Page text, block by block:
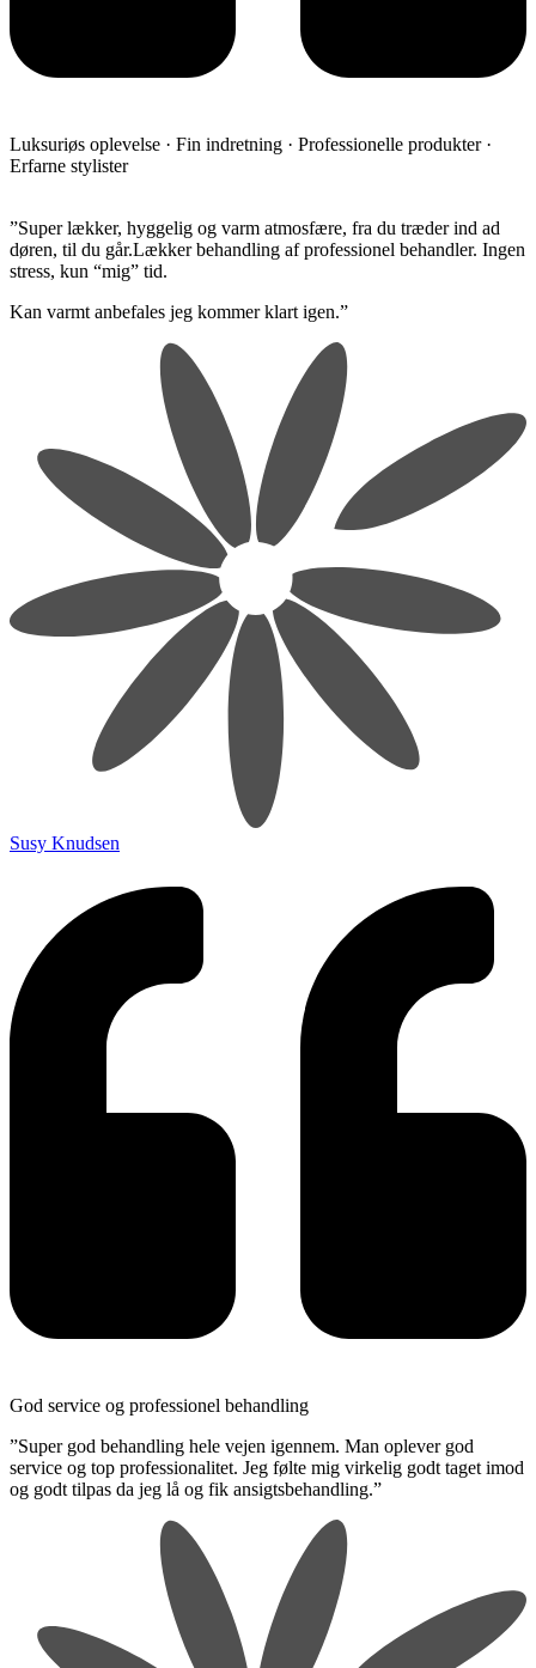
Luksuriøs oplevelse · Fin indretning · Professionelle produkter ·
Erfarne stylister
​”Super lækker, hyggelig og varm atmosfære, fra du træder ind ad
døren, til du går.Lækker behandling af professionel behandler. Ingen
stress, kun “mig” tid.
​Kan varmt anbefales jeg kommer klart igen.”
Susy Knudsen
God service og professionel behandling
​”Super god behandling hele vejen igennem. Man oplever god
service og top professionalitet. Jeg følte mig virkelig godt taget imod
og godt tilpas da jeg lå og fik ansigtsbehandling.”